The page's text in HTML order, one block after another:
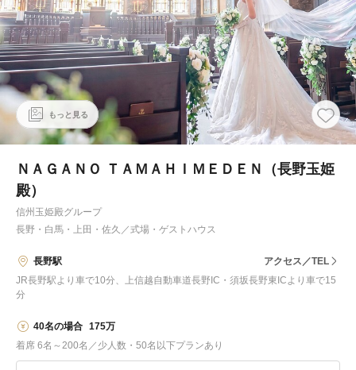
もっと見る
ＮＡＧＡＮＯ ＴＡＭＡＨＩＭＥＤＥＮ（長野玉姫
殿）
信州玉姫殿グループ
長野・白馬・上田・佐久 ／式場・ゲストハウス
長野駅
アクセス／TEL
JR長野駅より車で10分、上信越自動車道長野IC・須坂長野東ICより車で15
分
40名の場合 175万
着席 6名～200名／少人数・50名以下プランあり